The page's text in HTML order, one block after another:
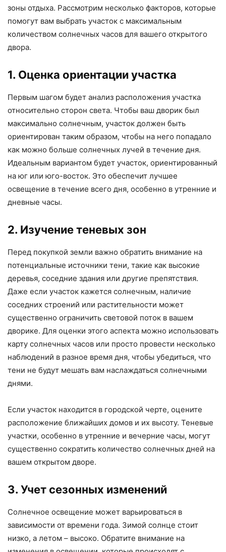
зоны отдыха. Рассмотрим несколько факторов, которые
помогут вам выбрать участок с максимальным
количеством солнечных часов для вашего открытого
двора.
1. Оценка ориентации участка
Первым шагом будет анализ расположения участка
относительно сторон света. Чтобы ваш дворик был
максимально солнечным, участок должен быть
ориентирован таким образом, чтобы на него попадало
как можно больше солнечных лучей в течение дня.
Идеальным вариантом будет участок, ориентированный
на юг или юго-восток. Это обеспечит лучшее
освещение в течение всего дня, особенно в утренние и
дневные часы.
2. Изучение теневых зон
Перед покупкой земли важно обратить внимание на
потенциальные источники тени, такие как высокие
деревья, соседние здания или другие препятствия.
Даже если участок кажется солнечным, наличие
соседних строений или растительности может
существенно ограничить световой поток в вашем
дворике. Для оценки этого аспекта можно использовать
карту солнечных часов или просто провести несколько
наблюдений в разное время дня, чтобы убедиться, что
тени не будут мешать вам наслаждаться солнечными
днями.
Если участок находится в городской черте, оцените
расположение ближайших домов и их высоту. Теневые
участки, особенно в утренние и вечерние часы, могут
существенно сократить количество солнечных дней на
вашем открытом дворе.
3. Учет сезонных изменений
Солнечное освещение может варьироваться в
зависимости от времени года. Зимой солнце стоит
низко, а летом – высоко. Обратите внимание на